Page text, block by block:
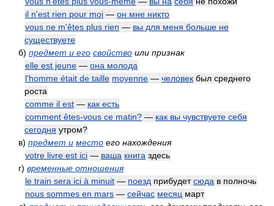
il n'est rien pour moi — он мне никто
vous ne m'êtes plus rien — вы для меня больше не
существуете
б) предмет и его свойство или признак
elle est jeune — она молода
l'homme était de taille moyenne — человек был среднего
роста
comme il est — как есть
comment êtes-vous ce matin? — как вы чувствуете себя
сегодня утром?
в) предмет и место его нахождения
votre livre est ici — ваша книга здесь
г) временные отношения
le train sera ici à minuit — поезд прибудетсюда в полночь
nous sommes en mars — сейчас месяц март